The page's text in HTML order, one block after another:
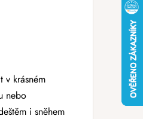
v krásném
nebo
i sněhem